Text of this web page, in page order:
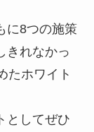
に8つの施策
きれなかっ
たホワイト
としてぜひ